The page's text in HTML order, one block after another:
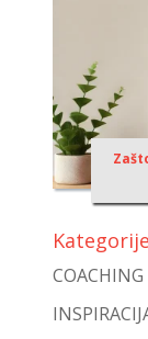
Kategorije
COACHING